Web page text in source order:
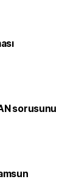
sorusunu